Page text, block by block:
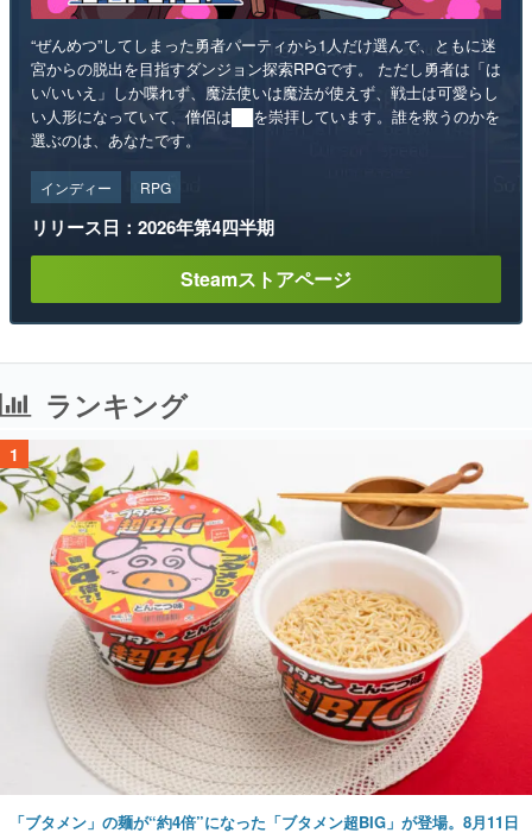
“ぜんめつ”してしまった勇者パーティから1人だけ選んで、ともに迷
宮からの脱出を目指すダンジョン探索RPGです。 ただし勇者は「は
い/いいえ」しか喋れず、魔法使いは魔法が使えず、戦士は可愛らし
い人形になっていて、僧侶は██を崇拝しています。誰を救うのかを
選ぶのは、あなたです。
インディー RPG
リリース日：2026年第4四半期
Steamストアページ
ランキング
1
「ブタメン」の麺が“約4倍”になった「ブタメン超BIG」が登場。8月11日